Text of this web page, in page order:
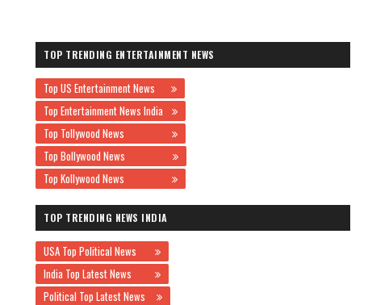
TOP TRENDING ENTERTAINMENT NEWS
Top US Entertainment News
Top Entertainment News India
Top Tollywood News
Top Bollywood News
Top Kollywood News
TOP TRENDING NEWS INDIA
USA Top Political News
India Top Latest News
Political Top Latest News